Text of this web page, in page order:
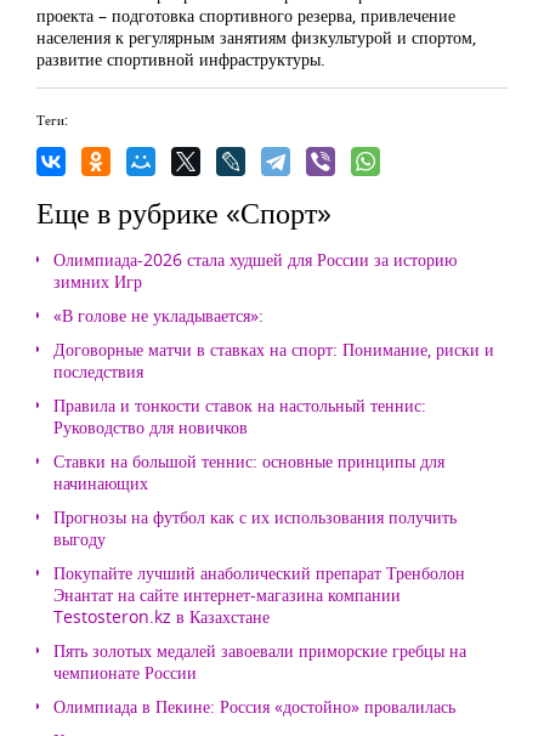
проекта – подготовка спортивного резерва, привлечение
населения к регулярным занятиям физкультурой и спортом,
развитие спортивной инфраструктуры.
Теги:
Еще в рубрике «Спорт»
Олимпиада-2026 стала худшей для России за историю
зимних Игр
«В голове не укладывается»:
Договорные матчи в ставках на спорт: Понимание, риски и
последствия
Правила и тонкости ставок на настольный теннис:
Руководство для новичков
Ставки на большой теннис: основные принципы для
начинающих
Прогнозы на футбол как с их использования получить
выгоду
Покупайте лучший анаболический препарат Тренболон
Энантат на сайте интернет-магазина компании
Testosteron.kz в Казахстане
Пять золотых медалей завоевали приморские гребцы на
чемпионате России
Олимпиада в Пекине: Россия «достойно» провалилась